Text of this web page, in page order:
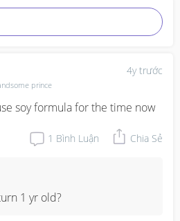
4y trước
prince
soy formula for the time now
1 Bình Luận Chia Sẻ
1 yr old?